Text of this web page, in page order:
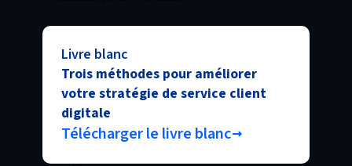
Livre blanc
Trois méthodes pour améliorer
votre stratégie de service client
digitale
Télécharger le livre blanc